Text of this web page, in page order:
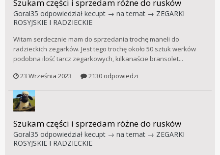
Szukam części i sprzedam różne do rusków
Goral35 odpowiedział kecupt → na temat → ZEGARKI
ROSYJSKIE I RADZIECKIE
Witam serdecznie mam do sprzedania trochę maneli do
radzieckich zegarków. Jest tego trochę około 50 sztuk werków
podobna ilość tarcz zegarkowych, kilkanaście bransolet...
23 Września 2023
2130 odpowiedzi
Szukam części i sprzedam różne do rusków
Goral35 odpowiedział kecupt → na temat → ZEGARKI
ROSYJSKIE I RADZIECKIE